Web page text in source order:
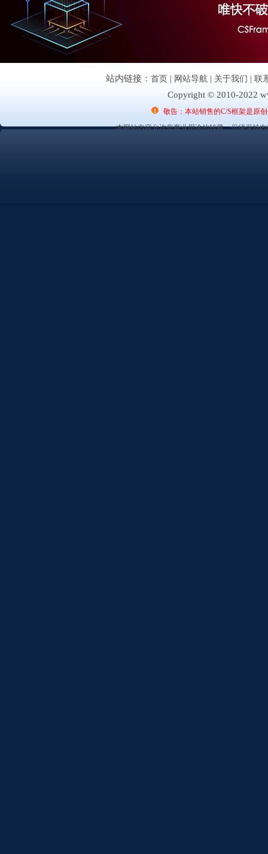
站内链接： 首页 | 网站导航 | 关于我们 | 联
Copyright © 2010-2022
敬告：本站销售的C/S框架是原
本网站内容允许非商业用途的转载，但须保持